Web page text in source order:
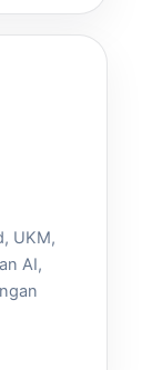
UKM,
AI,